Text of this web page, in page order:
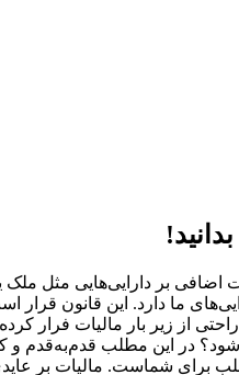
اضافی بر دارایی‌هایی مثل
ما دارد. این قانون
از زیر بار مالیات فرار
در این مطلب قدم‌به‌قدم و